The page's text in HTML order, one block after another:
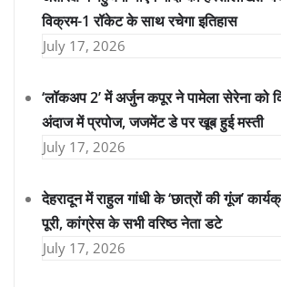
विक्रम-1 रॉकेट के साथ रचेगा इतिहास
July 17, 2026
‘लॉकअप 2’ में अर्जुन कपूर ने पामेला सेरेना को
अंदाज में प्रपोज, जजमेंट डे पर खूब हुई मस्ती
July 17, 2026
देहरादून में राहुल गांधी के ‘छात्रों की गूंज’
पूरी, कांग्रेस के सभी वरिष्ठ नेता डटे
July 17, 2026